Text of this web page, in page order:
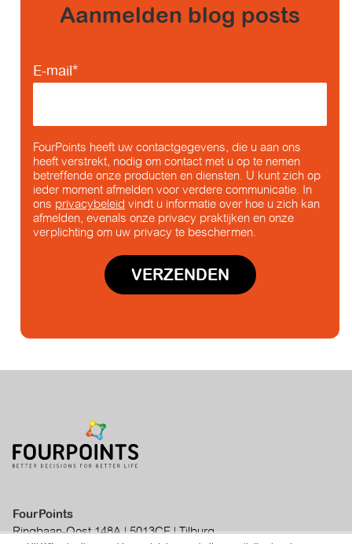
Aanmelden blog posts
E-mail*
FourPoints heeft uw contactgegevens, die u aan ons
heeft verstrekt, nodig om contact met u op te nemen
betreffende onze producten en diensten. U kunt zich op
ieder moment afmelden voor verdere communicatie. In
ons privacybeleid vindt u informatie over hoe u zich kan
afmelden, evenals onze privacy praktijken en onze
verplichting om uw privacy te beschermen.
FourPoints
Ringbaan-Oost 148A | 5013CE | Tilburg